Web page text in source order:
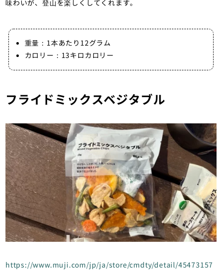
味わいが、登山を楽しくしてくれます。
重量：1本あたり12グラム
カロリー：13キロカロリー
フライドミックスベジタブル
https://www.muji.com/jp/ja/store/cmdty/detail/45473157